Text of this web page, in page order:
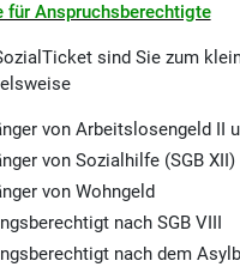
für Anspruchsberechtigte
sind Sie zum
von Arbeitslosengeld II
von Sozialhilfe (SGB XII)
von Wohngeld
nach SGB VIII
nach dem